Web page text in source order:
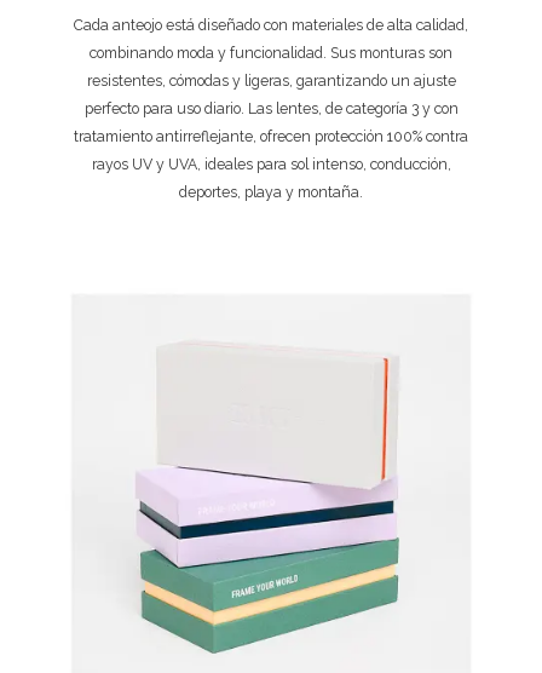
Cada anteojo está diseñado con materiales de alta calidad,
combinando moda y funcionalidad. Sus monturas son
resistentes, cómodas y ligeras, garantizando un ajuste
perfecto para uso diario. Las lentes, de categoría 3 y con
tratamiento antirreflejante, ofrecen protección 100% contra
rayos UV y UVA, ideales para sol intenso, conducción,
deportes, playa y montaña.